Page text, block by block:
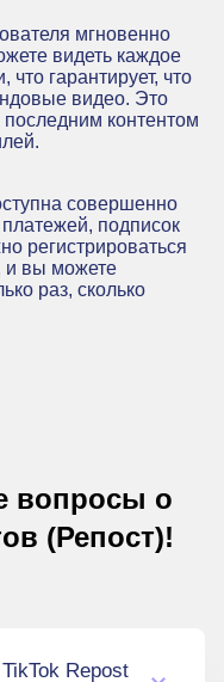
мгновенно
видеть каждое
гарантирует, что
видео. Это
контентом
совершенно
подписок
регистрироваться
и вы можете
раз, сколько
вопросы о
(Репост)!
Repost